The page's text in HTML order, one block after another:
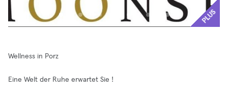
PLUS
Wellness in Porz
Eine Welt der Ruhe erwartet Sie !